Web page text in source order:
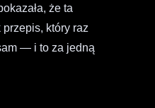
że ta
który raz
— i to za jedną